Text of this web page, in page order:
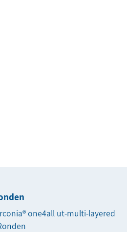
one4all ut-multi-layered